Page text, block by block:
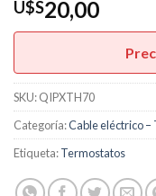
U$S20,00
SKU:QIPXTH70
Categoría:Cable eléctrico
Etiqueta:Termostatos